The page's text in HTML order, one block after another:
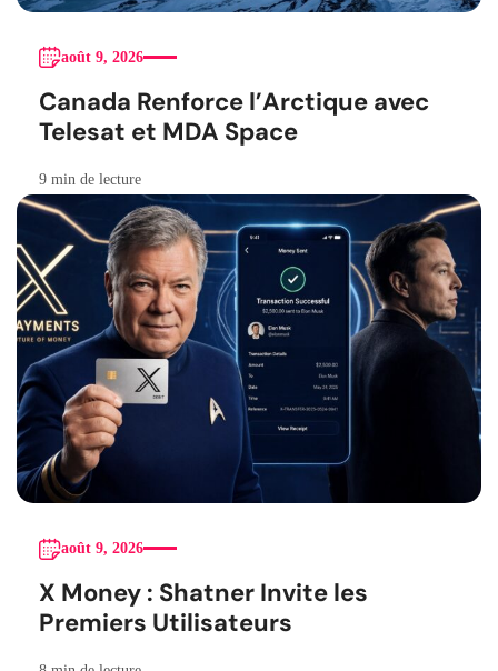
août 9, 2026
Canada Renforce l’Arctique avec
Telesat et MDA Space
9 min de lecture
août 9, 2026
X Money : Shatner Invite les
Premiers Utilisateurs